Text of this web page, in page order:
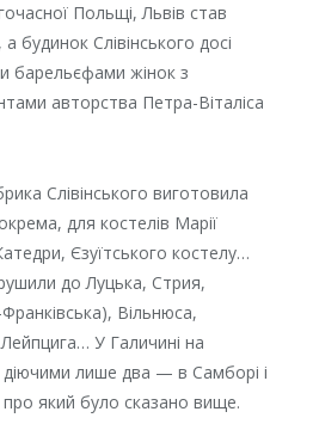
Польщі, Львів став
будинок Слівінського досі
барельєфами жінок з
авторства Петра-Віталіса
Слівінського виготовила
для костелів Марії
Єзуїтського костелу…
до Луцька, Стрия,
Вільнюса,
У Галичині на
діючими лише два — в Самборі і
про який було сказано вище.